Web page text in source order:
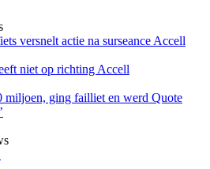
versnelt actie na surseance Accell
niet op richting Accell
miljoen, ging failliet en werd Quote